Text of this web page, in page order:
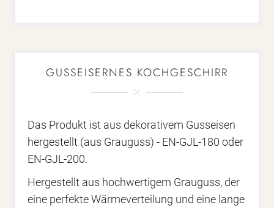
GUSSEISERNES KOCHGESCHIRR
Das Produkt ist aus dekorativem Gusseisen
hergestellt (aus Grauguss) - EN-GJL-180 oder
EN-GJL-200.
Hergestellt aus hochwertigem Grauguss, der
eine perfekte Wärmeverteilung und eine lange